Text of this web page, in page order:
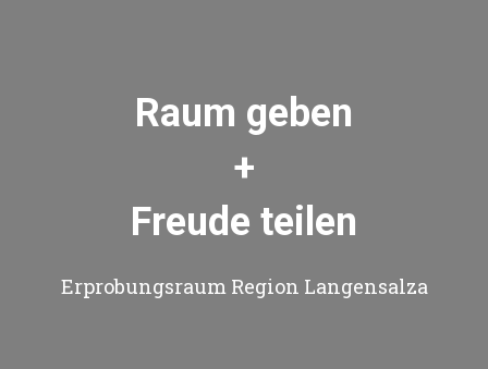
Raum geben
+
Freude teilen
Erprobungsraum Region Langensalza